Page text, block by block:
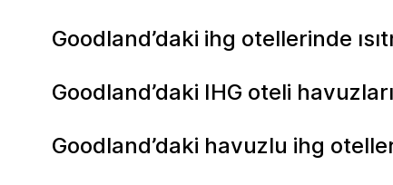
Goodland’daki ihg otellerinde
Goodland’daki IHG oteli
Goodland’daki havuzlu ihg